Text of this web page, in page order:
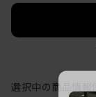
選択中の商品情報